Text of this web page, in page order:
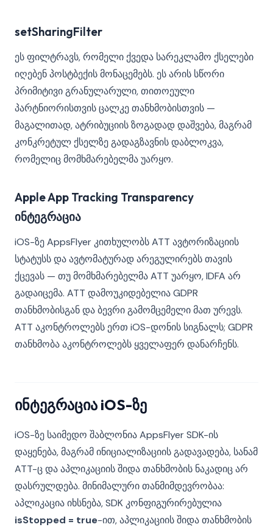
setSharingFilter
ეს ფილტრავს, რომელი ქვედა სარეკლამო ქსელები
იღებენ პოსტბექის მონაცემებს. ეს არის სწორი
პრიმიტივი გრანულარული, თითოეული
პარტნიორისთვის ცალკე თანხმობისთვის —
მაგალითად, ატრიბუციის ზოგადად დაშვება, მაგრამ
კონკრეტულ ქსელზე გადაგზავნის დაბლოკვა,
რომელიც მომხმარებელმა უარყო.
Apple App Tracking Transparency
ინტეგრაცია
iOS-ზე AppsFlyer კითხულობს ATT ავტორიზაციის
სტატუსს და ავტომატურად არეგულირებს თავის
ქცევას — თუ მომხმარებელმა ATT უარყო, IDFA არ
გადაიცემა. ATT დამოუკიდებელია GDPR
თანხმობისგან და ბევრი გამომცემელი მათ ურევს.
ATT აკონტროლებს ერთ iOS-დონის სიგნალს; GDPR
თანხმობა აკონტროლებს ყველაფერ დანარჩენს.
ინტეგრაცია iOS-ზე
iOS-ზე საიმედო შაბლონია AppsFlyer SDK-ის
დაყენება, მაგრამ ინიციალიზაციის გადავადება, სანამ
ATT-ც და აპლიკაციის შიდა თანხმობის ნაკადიც არ
დასრულდება. მინიმალური თანმიმდევრობაა:
აპლიკაცია იხსნება, SDK კონფიგურირებულია
isStopped = true-ით, აპლიკაციის შიდა თანხმობის